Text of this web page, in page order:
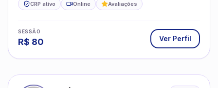
CRP ativo Online Avaliações
SESSÃO
R$ 80 Ver Perfil